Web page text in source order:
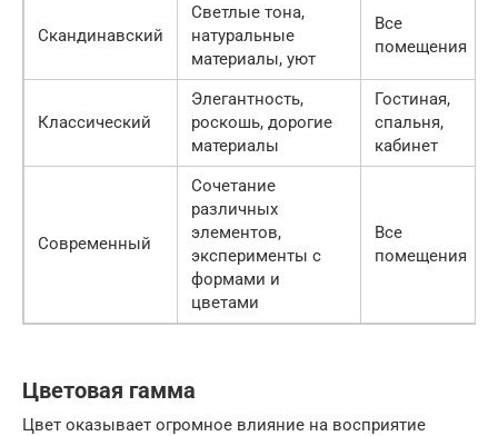
Скандинавский
Светлые тона,
натуральные
материалы, уют
Все
помещения
Классический
Элегантность,
роскошь, дорогие
материалы
Гостиная,
спальня,
кабинет
Современный
Сочетание
различных
элементов,
эксперименты с
формами и
цветами
Все
помещения
Цветовая гамма
Цвет оказывает огромное влияние на восприятие